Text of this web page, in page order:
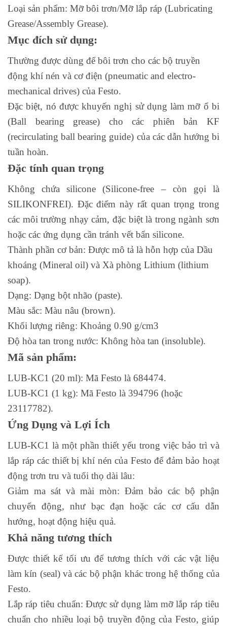
Loại sản phẩm: Mỡ bôi trơn/Mỡ lắp ráp (Lubricating
Grease/Assembly Grease).
Mục đích sử dụng:
Thường được dùng để bôi trơn cho các bộ truyền
động khí nén và cơ điện (pneumatic and electro-
mechanical drives) của Festo.
Đặc biệt, nó được khuyến nghị sử dụng làm mỡ ổ bi
(Ball bearing grease) cho các phiên bản KF
(recirculating ball bearing guide) của các dẫn hướng bi
tuần hoàn.
Đặc tính quan trọng
Không chứa silicone (Silicone-free – còn gọi là
SILIKONFREI). Đặc điểm này rất quan trọng trong
các môi trường nhạy cảm, đặc biệt là trong ngành sơn
hoặc các ứng dụng cần tránh vết bẩn silicone.
Thành phần cơ bản: Được mô tả là hỗn hợp của Dầu
khoáng (Mineral oil) và Xà phòng Lithium (lithium
soap).
Dạng: Dạng bột nhão (paste).
Màu sắc: Màu nâu (brown).
Khối lượng riêng: Khoảng 0.90 g/cm3
Độ hòa tan trong nước: Không hòa tan (insoluble).
Mã sản phẩm:
LUB-KC1 (20 ml): Mã Festo là 684474.
LUB-KC1 (1 kg): Mã Festo là 394796 (hoặc
23117782).
Ứng Dụng và Lợi Ích
LUB-KC1 là một phần thiết yếu trong việc bảo trì và
lắp ráp các thiết bị khí nén của Festo để đảm bảo hoạt
động trơn tru và tuổi thọ dài lâu:
Giảm ma sát và mài mòn: Đảm bảo các bộ phận
chuyển động, như bạc đạn hoặc các cơ cấu dẫn
hướng, hoạt động hiệu quả.
Khả năng tương thích
Được thiết kế tối ưu để tương thích với các vật liệu
làm kín (seal) và các bộ phận khác trong hệ thống của
Festo.
Lắp ráp tiêu chuẩn: Được sử dụng làm mỡ lắp ráp tiêu
chuẩn cho nhiều loại bộ truyền động của Festo, giúp